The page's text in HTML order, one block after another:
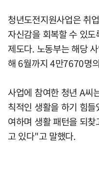
청년도전지원사업은 취
자신감을 회복할 수 있
제도다. 노동부는 해당
해 6월까지 4만7670명
사업에 참여한 청년 A씨
칙적인 생활을 하기 힘
여하며 생활 패턴을 되
고 있다"고 말했다.